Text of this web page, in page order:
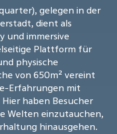
gelegen in der
dient als
und immersive
Plattform für
physische
von 650m² vereint
Erfahrungen mit
haben Besucher
Welten einzutauchen,
hinausgehen.